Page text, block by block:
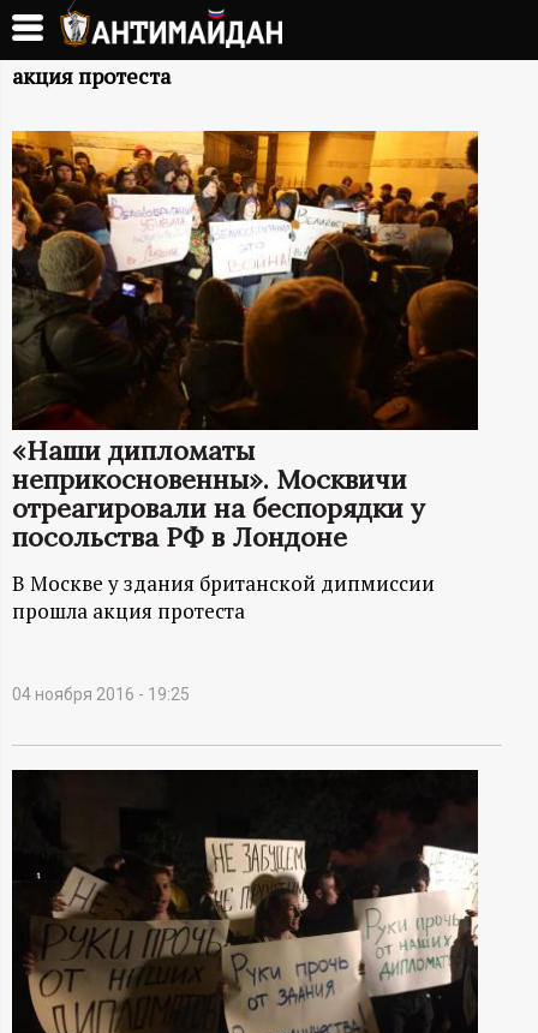
Перейти
основному
А
Н
Т
И
М
А
Й
Д
А
Н
и
н
р
м
акция протеста
«Наши дипломаты
неприкосновенны». Москвичи
отреагировали на беспорядки у
посольства РФ в Лондоне
В Москве у здания британской дипмиссии
прошла акция протеста
04 ноября 2016 - 19:25